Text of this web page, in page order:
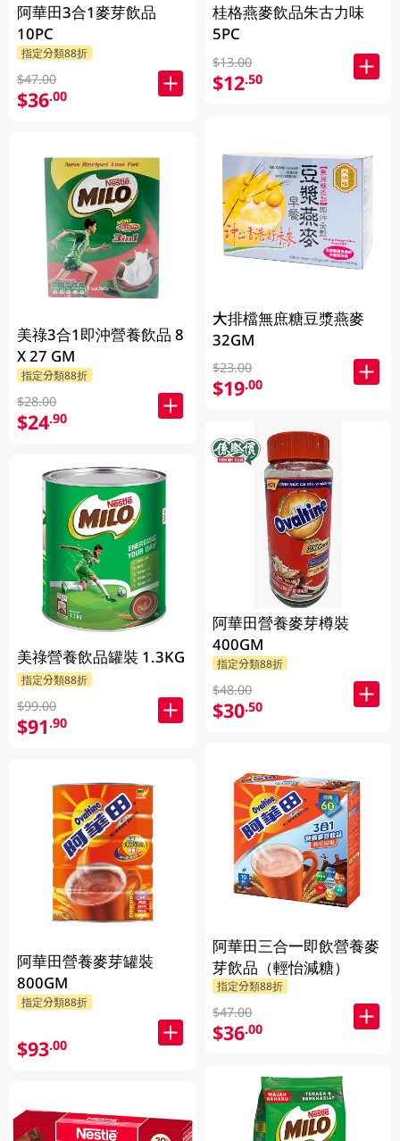
阿華田3合1麥芽飲品
10PC
指定分類88折
$47.00
$36.00
美祿3合1即沖營養飲品 8
X 27 GM
指定分類88折
$28.00
$24.90
美祿營養飲品罐裝 1.3KG
指定分類88折
$99.00
$91.90
阿華田營養麥芽罐裝
800GM
指定分類88折
$93.00
桂格燕麥飲品朱古力味
5PC
$13.00
$12.50
大排檔無庶糖豆漿燕麥
32GM
$23.00
$19.00
阿華田營養麥芽樽裝
400GM
指定分類88折
$48.00
$30.50
阿華田三合一即飲營養麥
芽飲品（輕怡減糖）
指定分類88折
$47.00
$36.00